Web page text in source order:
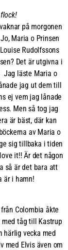
på morgonen
Maria o Prinsen
Rudolfssons
Det är utgivna i
Jag läste Maria o
jag ut dem till
ej vem jag lånade
Men så tog jag
är bäst, där kan
av Maria o
sig tillbaka i tiden
it!! Är det någon
så är det bara att
är i hamn!
Colombia åkte
tåg till Kastrup
härlig vecka med
med Elvis även om